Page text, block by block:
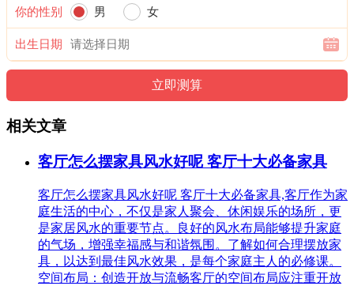
你的性别 男 女
出生日期
相关文章
客厅怎么摆家具风水好呢 客厅十大必备家具
客厅怎么摆家具风水好呢 客厅十大必备家具,客厅作为家
庭生活的中心，不仅是家人聚会、休闲娱乐的场所，更
是家居风水的重要节点。良好的风水布局能够提升家庭
的气场，增强幸福感与和谐氛围。了解如何合理摆放家
具，以达到最佳风水效果，是每个家庭主人的必修课。
空间布局：创造开放与流畅客厅的空间布局应注重开放